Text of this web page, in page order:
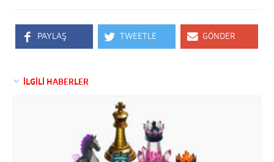
PAYLAŞ TWEETLE GÖNDER
İLGİLİ HABERLER